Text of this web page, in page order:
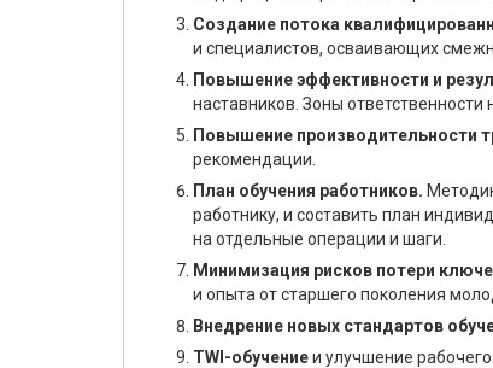
Создание потока
и специалистов, осваивающих
Повышение эффективности и
наставников. Зоны ответственности
Повышение производительности
рекомендации.
План обучения работников.
работнику, и составить план
на отдельные операции и шаги.
Минимизация рисков потери
и опыта от старшего поколения
Внедрение новых стандартов
TWI-обучениеи улучшение